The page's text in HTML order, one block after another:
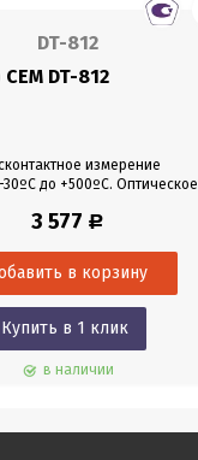
DT-812
DT-812
измерение
до +500ºC. Оптическое
3 577 Р
Купить в 1 клик
в наличии